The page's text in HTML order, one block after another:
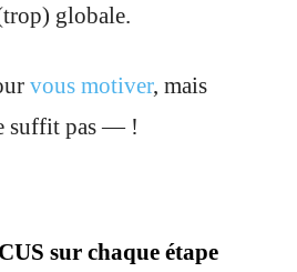
globale.
vous motiver, mais
suffit pas — !
sur chaque étape